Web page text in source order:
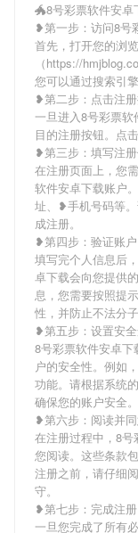
🐲8号彩票软件安卓
❥第一步：访问8号
首先，打开您的浏
（https://
您可以通过搜索引
❥第二步：点击注
一旦进入8号彩票
目的注册按钮。点
❥第三步：填写注
在注册页面上，您
软件安卓下载账户
址、❥手机号码等
成注册。
❥第四步：验证账户
填写完个人信息后
卓下载会向您提供
息，您需要按照提
性，并防止不法分
❥第五步：设置安
8号彩票软件安卓
户的安全性。例如
功能。请根据系统
确保您的账户安全。
❥第六步：阅读并
在注册过程中，8
您阅读。这些条款
注册之前，请仔细
守。
❥第七步：完成注册
一旦您完成了所有